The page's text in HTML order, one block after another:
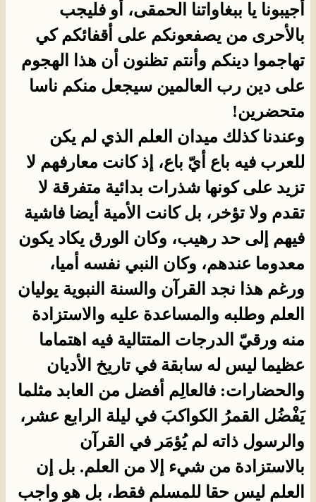
أجيبونا يا ببغاواتنا الحمقى، أو فليجب
بالأحرى من يصفعونكم على أقفائكم كي
تهاجموا دينكم وأنتم تظنون أن هذا الهجوم
على دين رب العالمين سيجعل منكم ناسا
متحضرين!
وعندنا كذلك ميدان العلم الذي لم يكن
للعرب فيه باع أيّ باع، إذ كانت معارفهم لا
تزيد على كونها شذرات بدائية متفرقة لا
تقدم ولا تؤخر، بل كانت الأمية أيضا فاشية
فيهم إلى حد رهيب، وكان الورق يكاد يكون
معدوما عندهم، وكان النبي نفسه أميا،
ورغم هذا نجد القرآن والسنة النبوية يوليان
العلم وطلبه والمساعدة عليه والاستزادة
منه ورقيّ الدرجات المتتالية فيه اهتماما
عظيما ليس له سابقة في تاريخ الأديان
والحضارات: فالعالِم أفضل من العابد مثلما
يَفْضُل القمرُ الكواكبَ في ليلة الرابع عشر،
والرسول ذاته لم يُؤمَر في القرآن
بالاستزادة من شيء إلا من العلم. بل إن
العلم ليس حقا للمسلم فقط، بل هو واجب